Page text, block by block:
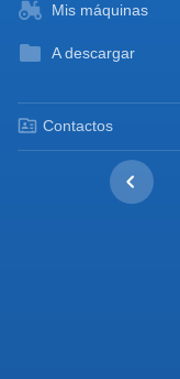
Mis máquinas
A descargar
Contactos